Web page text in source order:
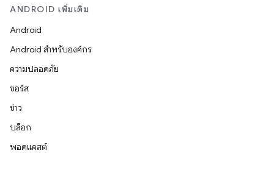
ANDROID เพิ่มเติม
Android
Android สำหรับองค์กร
ความปลอดภัย
ซอร์ส
ข่าว
บล็อก
พอดแคสต์